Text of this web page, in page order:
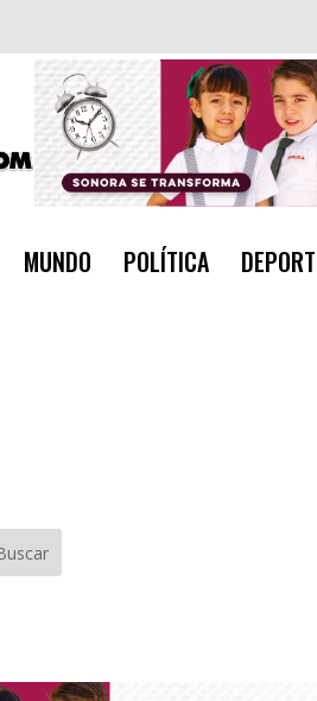
MUNDO POLÍTICA